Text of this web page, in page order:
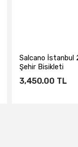
Salcano İstanbul
Şehir Bisikleti
3,450.00 TL